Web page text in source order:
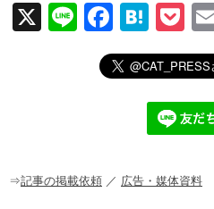
X
Li
F
a
c
o
H
at
e
n
a
P
o
ck
et
⇒記事の掲載依頼 ／ 広告・媒体資料